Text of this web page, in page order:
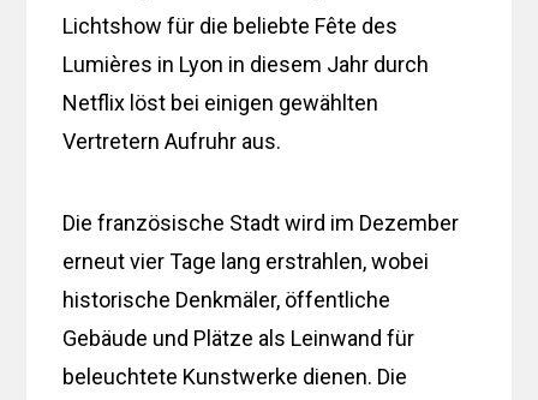
Lichtshow für die beliebte Fête des
Lumières in Lyon in diesem Jahr durch
Netflix löst bei einigen gewählten
Vertretern Aufruhr aus.
Die französische Stadt wird im Dezember
erneut vier Tage lang erstrahlen, wobei
historische Denkmäler, öffentliche
Gebäude und Plätze als Leinwand für
beleuchtete Kunstwerke dienen. Die